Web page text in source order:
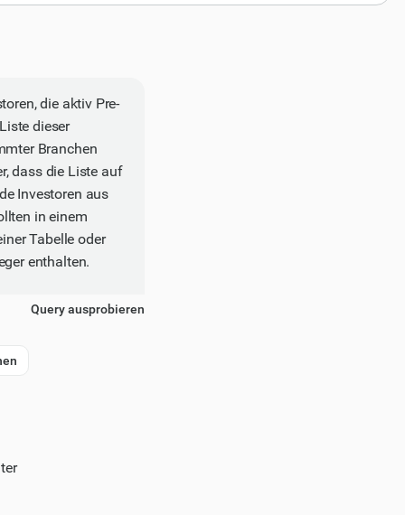
die aktiv Pre-
dieser
Branchen
dass die Liste auf
Investoren aus
in einem
Tabelle oder
enthalten.
Query ausprobieren